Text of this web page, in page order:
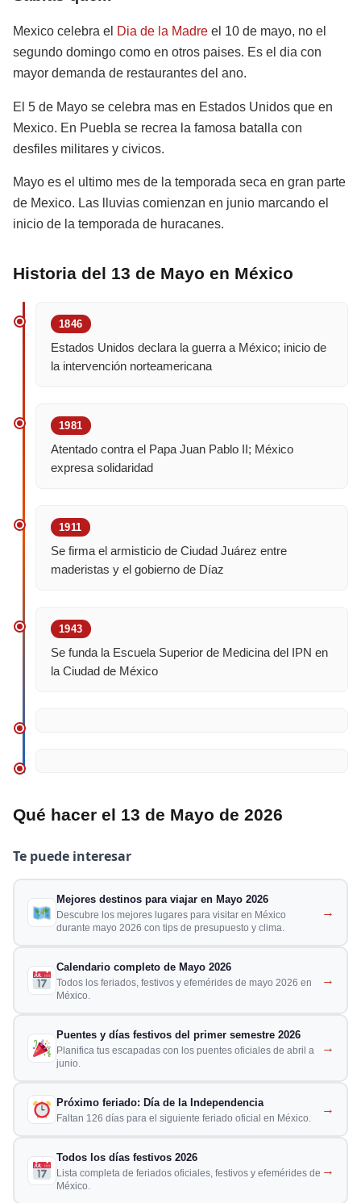
Mexico celebra el Dia de la Madre el 10 de mayo, no el
segundo domingo como en otros paises. Es el dia con
mayor demanda de restaurantes del ano.
El 5 de Mayo se celebra mas en Estados Unidos que en
Mexico. En Puebla se recrea la famosa batalla con
desfiles militares y civicos.
Mayo es el ultimo mes de la temporada seca en gran parte
de Mexico. Las lluvias comienzan en junio marcando el
inicio de la temporada de huracanes.
Historia del 13 de Mayo en México
1846
Estados Unidos declara la guerra a México; inicio de
la intervención norteamericana
1981
Atentado contra el Papa Juan Pablo II; México
expresa solidaridad
1911
Se firma el armisticio de Ciudad Juárez entre
maderistas y el gobierno de Díaz
1943
Se funda la Escuela Superior de Medicina del IPN en
la Ciudad de México
Qué hacer el 13 de Mayo de 2026
Te puede interesar
Mejores destinos para viajar en Mayo 2026
Descubre los mejores lugares para visitar en México
durante mayo 2026 con tips de presupuesto y clima.
→
Calendario completo de Mayo 2026
Todos los feriados, festivos y efemérides de mayo 2026 en
México.
→
Puentes y días festivos del primer semestre 2026
Planifica tus escapadas con los puentes oficiales de abril a
junio.
→
Próximo feriado: Día de la Independencia
Faltan 126 días para el siguiente feriado oficial en México.
→
Todos los días festivos 2026
Lista completa de feriados oficiales, festivos y efemérides de
México.
→